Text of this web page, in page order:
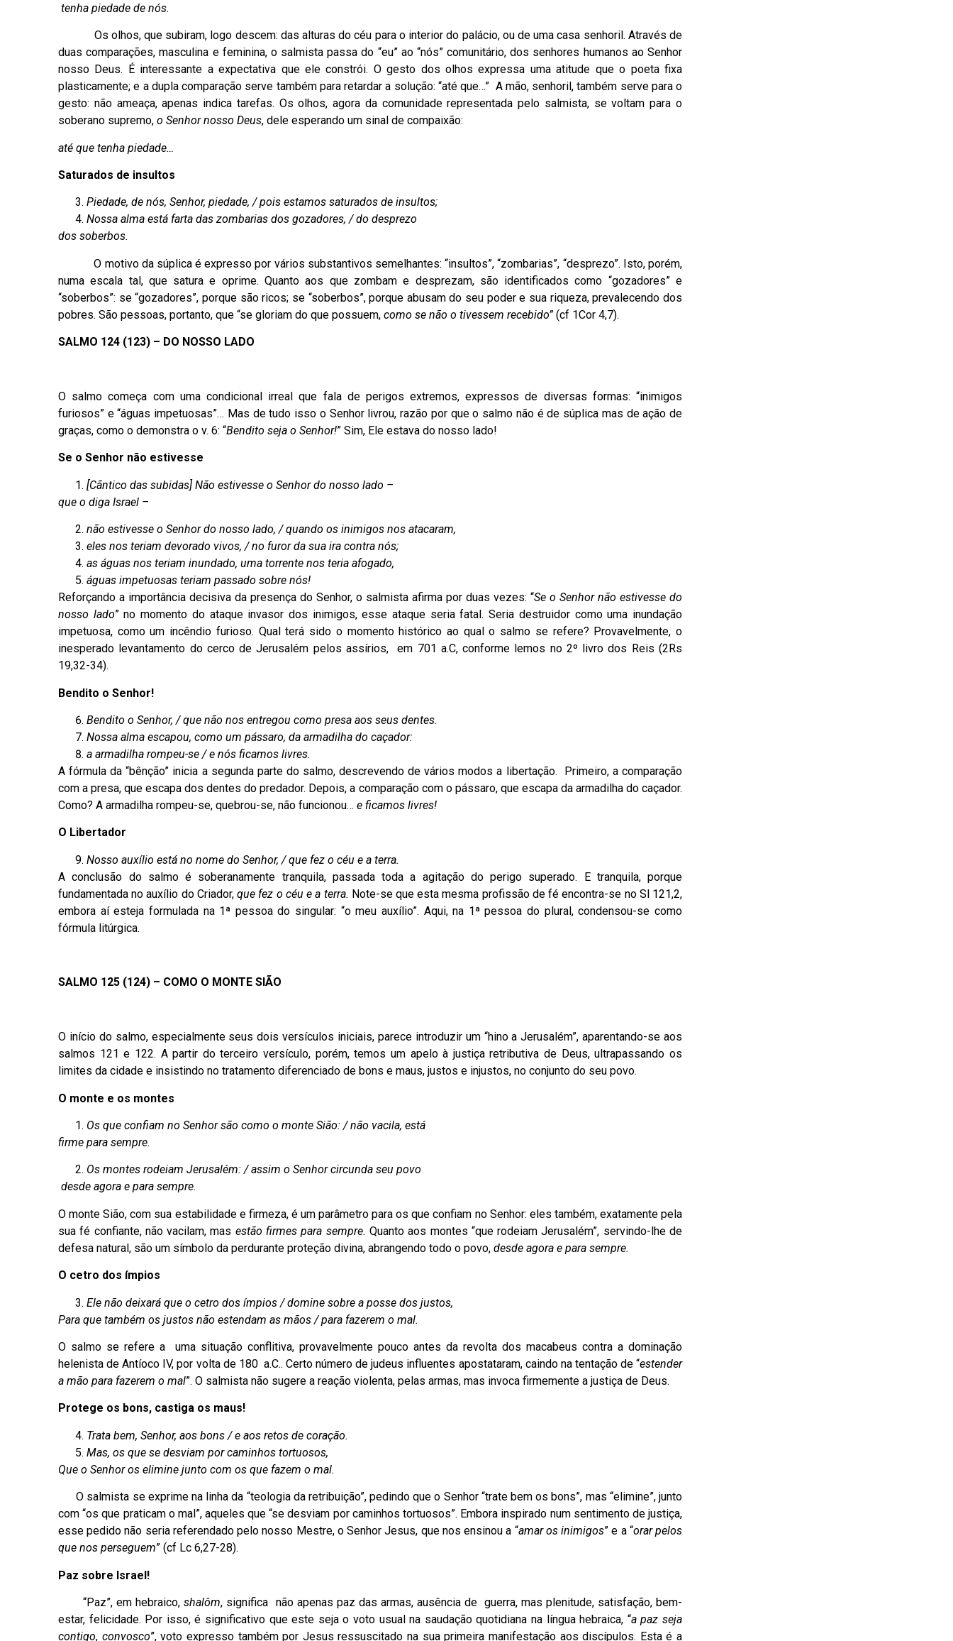
tenha piedade de nós.
Os olhos, que subiram, logo descem: das alturas do céu para o interior do palácio, ou de uma casa senhoril. Através de
duas comparações, masculina e feminina, o salmista passa do “eu” ao “nós” comunitário, dos senhores humanos ao Senhor
nosso Deus. É interessante a expectativa que ele constrói. O gesto dos olhos expressa uma atitude que o poeta fixa
plasticamente; e a dupla comparação serve também para retardar a solução: “até que…” A mão, senhoril, também serve para o
gesto: não ameaça, apenas indica tarefas. Os olhos, agora da comunidade representada pelo salmista, se voltam para o
soberano supremo, o Senhor nosso Deus, dele esperando um sinal de compaixão:
até que tenha piedade…
Saturados de insultos
Piedade, de nós, Senhor, piedade, / pois estamos saturados de insultos;
Nossa alma está farta das zombarias dos gozadores, / do desprezo
dos soberbos.
O motivo da súplica é expresso por vários substantivos semelhantes: “insultos”, “zombarias”, “desprezo”. Isto, porém,
numa escala tal, que satura e oprime. Quanto aos que zombam e desprezam, são identificados como “gozadores” e
“soberbos”: se “gozadores”, porque são ricos; se “soberbos”, porque abusam do seu poder e sua riqueza, prevalecendo dos
pobres. São pessoas, portanto, que “se gloriam do que possuem, como se não o tivessem recebido”(cf 1Cor 4,7).
SALMO 124 (123) – DO NOSSO LADO
O salmo começa com uma condicional irreal que fala de perigos extremos, expressos de diversas formas: “inimigos
furiosos” e “águas impetuosas”… Mas de tudo isso o Senhor livrou, razão por que o salmo não é de súplica mas de ação de
graças, como o demonstra o v. 6: “Bendito seja o Senhor!” Sim, Ele estava do nosso lado!
Se o Senhor não estivesse
[Cãntico das subidas] Não estivesse o Senhor do nosso lado –
que o diga Israel –
não estivesse o Senhor do nosso lado, / quando os inimigos nos atacaram,
eles nos teriam devorado vivos, / no furor da sua ira contra nós;
as águas nos teriam inundado, uma torrente nos teria afogado,
águas impetuosas teriam passado sobre nós!
Reforçando a importância decisiva da presença do Senhor, o salmista afirma por duas vezes: “Se o Senhor não estivesse do
nosso lado” no momento do ataque invasor dos inimigos, esse ataque seria fatal. Seria destruidor como uma inundação
impetuosa, como um incêndio furioso. Qual terá sido o momento histórico ao qual o salmo se refere? Provavelmente, o
inesperado levantamento do cerco de Jerusalém pelos assírios, em 701 a.C, conforme lemos no 2º livro dos Reis (2Rs
19,32-34).
Bendito o Senhor!
Bendito o Senhor, / que não nos entregou como presa aos seus dentes.
Nossa alma escapou, como um pássaro, da armadilha do caçador:
a armadilha rompeu-se / e nós ficamos livres.
A fórmula da “bênção” inicia a segunda parte do salmo, descrevendo de vários modos a libertação. Primeiro, a comparação
com a presa, que escapa dos dentes do predador. Depois, a comparação com o pássaro, que escapa da armadilha do caçador.
Como? A armadilha rompeu-se, quebrou-se, não funcionou… e ficamos livres!
O Libertador
Nosso auxílio está no nome do Senhor, / que fez o céu e a terra.
A conclusão do salmo é soberanamente tranquila, passada toda a agitação do perigo superado. E tranquila, porque
fundamentada no auxílio do Criador,que fez o céu e a terra. Note-se que esta mesma profissão de fé encontra-se no Sl 121,2,
embora aí esteja formulada na 1ª pessoa do singular: “o meu auxílio”. Aqui, na 1ª pessoa do plural, condensou-se como
fórmula litúrgica.
SALMO 125 (124) – COMO O MONTE SIÃO
O início do salmo, especialmente seus dois versículos iniciais, parece introduzir um “hino a Jerusalém”, aparentando-se aos
salmos 121 e 122. A partir do terceiro versículo, porém, temos um apelo à justiça retributiva de Deus, ultrapassando os
limites da cidade e insistindo no tratamento diferenciado de bons e maus, justos e injustos, no conjunto do seu povo.
O monte e os montes
Os que confiam no Senhor são como o monte Sião: / não vacila, está
firme para sempre.
Os montes rodeiam Jerusalém: / assim o Senhor circunda seu povo
desde agora e para sempre.
O monte Sião, com sua estabilidade e firmeza, é um parâmetro para os que confiam no Senhor: eles também, exatamente pela
sua fé confiante, não vacilam, mas estão firmes para sempre. Quanto aos montes “que rodeiam Jerusalém”, servindo-lhe de
defesa natural, são um símbolo da perdurante proteção divina, abrangendo todo o povo, desde agora e para sempre.
O cetro dos ímpios
Ele não deixará que o cetro dos ímpios / domine sobre a posse dos justos,
Para que também os justos não estendam as mãos / para fazerem o mal.
O salmo se refere a uma situação conflitiva, provavelmente pouco antes da revolta dos macabeus contra a dominação
helenista de Antíoco IV, por volta de 180 a.C.. Certo número de judeus influentes apostataram, caindo na tentação de “estender
a mão para fazerem o mal”. O salmista não sugere a reação violenta, pelas armas, mas invoca firmemente a justiça de Deus.
Protege os bons, castiga os maus!
Trata bem, Senhor, aos bons / e aos retos de coração.
Mas, os que se desviam por caminhos tortuosos,
Que o Senhor os elimine junto com os que fazem o mal.
O salmista se exprime na linha da “teologia da retribuição”, pedindo que o Senhor “trate bem os bons”, mas “elimine”, junto
com “os que praticam o mal”, aqueles que “se desviam por caminhos tortuosos”. Embora inspirado num sentimento de justiça,
esse pedido não seria referendado pelo nosso Mestre, o Senhor Jesus, que nos ensinou a “amar os inimigos” e a “orar pelos
que nos perseguem” (cf Lc 6,27-28).
Paz sobre Israel!
“Paz”, em hebraico,shalôm, significa não apenas paz das armas, ausência de guerra, mas plenitude, satisfação, bem-
estar, felicidade. Por isso, é significativo que este seja o voto usual na saudação quotidiana na língua hebraica, “a paz seja
contigo, convosco”, voto expresso também por Jesus ressuscitado na sua primeira manifestação aos discípulos. Esta é a